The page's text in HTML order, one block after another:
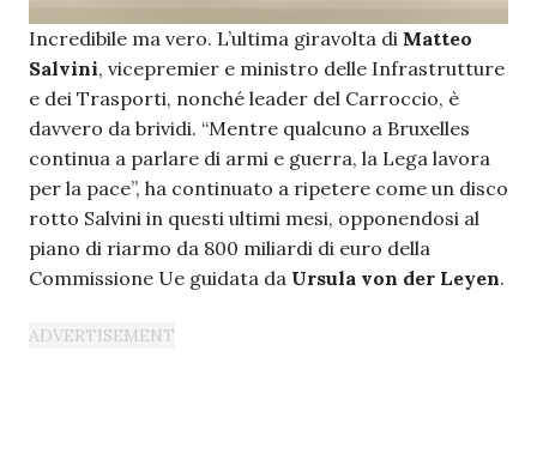
Incredibile ma vero. L’ultima giravolta di Matteo
Salvini, vicepremier e ministro delle Infrastrutture
e dei Trasporti, nonché leader del Carroccio, è
davvero da brividi. “Mentre qualcuno a Bruxelles
continua a parlare di armi e guerra, la Lega lavora
per la pace”, ha continuato a ripetere come un disco
rotto Salvini in questi ultimi mesi, opponendosi al
piano di riarmo da 800 miliardi di euro della
Commissione Ue guidata da Ursula von der Leyen.